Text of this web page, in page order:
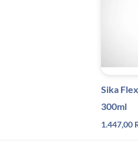
Sika
300ml
1.447,00